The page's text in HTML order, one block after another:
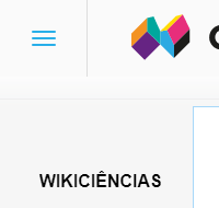
Toggle